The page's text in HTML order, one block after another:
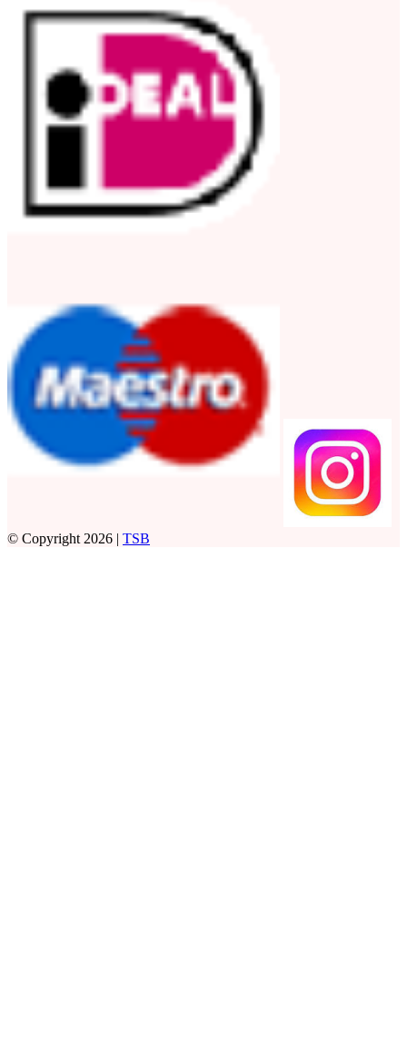
© Copyright 2026 | TSB